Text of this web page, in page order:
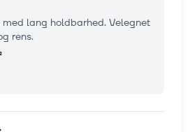
lang holdbarhed. Velegnet
rens.